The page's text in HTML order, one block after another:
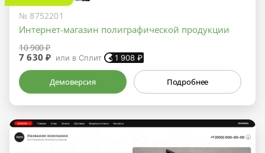
№ 8752201
Интернет-магазин полиграфической продукции
10 900 ₽
7 630 ₽ или в Сплит 1 908 ₽
Демоверсия Подробнее